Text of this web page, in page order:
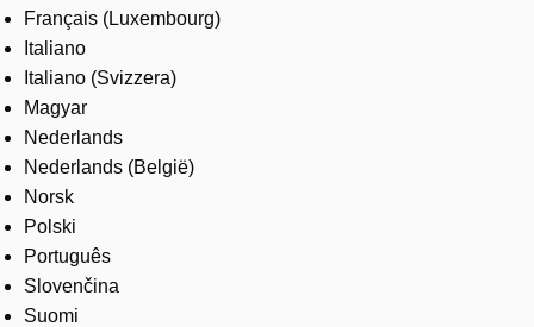
Français (Luxembourg)
Italiano
Italiano (Svizzera)
Magyar
Nederlands
Nederlands (België)
Norsk
Polski
Português
Slovenčina
Suomi